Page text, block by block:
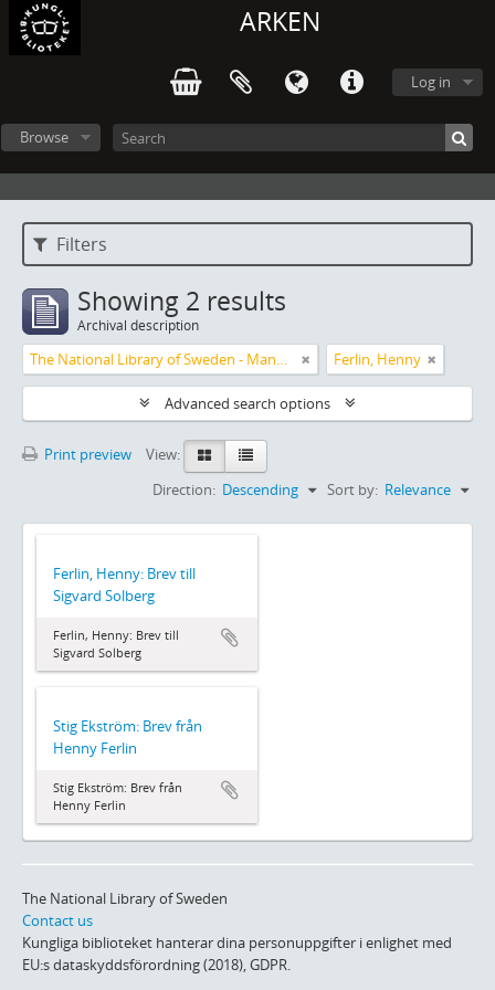
ARKEN
Log in
Browse
Filters
Showing 2 results
Archival description
The National Library of Sweden - Manuscripts Collections Ferlin, Henny
Advanced search options
Print preview
View:
Sort by: Relevance
Direction: Descending
Ferlin, Henny: Brev till
Sigvard Solberg
Ferlin, Henny: Brev till
Sigvard Solberg
Stig Ekström: Brev från
Henny Ferlin
Stig Ekström: Brev från
Henny Ferlin
The National Library of Sweden
Contact us
Kungliga biblioteket hanterar dina personuppgifter i enlighet med
EU:s dataskyddsförordning (2018), GDPR.